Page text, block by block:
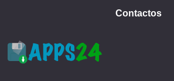
Contactos